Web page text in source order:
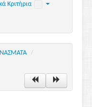
Κριτήρια
/